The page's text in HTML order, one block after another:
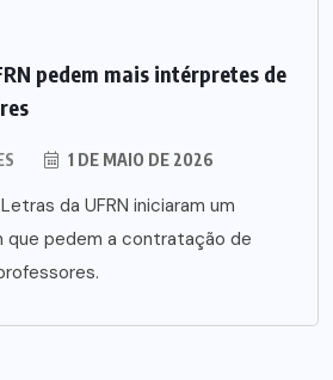
pedem mais intérpretes de
1 DE MAIO DE 2026
da UFRN iniciaram um
que pedem a contratação de